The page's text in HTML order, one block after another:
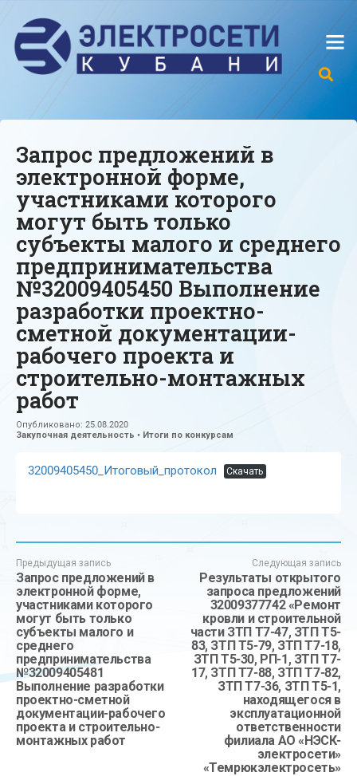
Запрос предложений в
электронной форме,
участниками которого
могут быть только
субъекты малого и среднего
предпринимательства
№32009405450 Выполнение
разработки проектно-
сметной документации-
рабочего проекта и
строительно-монтажных
работ
Опубликовано: 25.08.2020
Закупочная деятельность • Итоги по конкурсам
32009405450_Итоговый_протокол Скачать
Предыдущая запись
Запрос предложений в
электронной форме,
участниками которого
могут быть только
субъекты малого и
среднего
предпринимательства
№32009405481
Выполнение разработки
проектно-сметной
документации-рабочего
проекта и строительно-
монтажных работ
Следующая запись
Результаты открытого
запроса предложений
32009377742 «Ремонт
кровли и строительной
части ЗТП Т7-47, ЗТП Т5-
83, ЗТП Т5-79, ЗТП Т7-18,
ЗТП Т5-30, РП-1, ЗТП Т7-
17, ЗТП Т7-88, ЗТП Т7-82,
ЗТП Т7-36, ЗТП Т5-1,
находящегося в
эксплуатационной
ответственности
филиала АО «НЭСК-
электросети»
«Темрюкэлектросеть»